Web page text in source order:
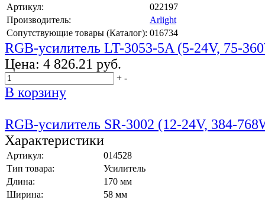
Артикул:
022197
Производитель:
Arlight
Сопутствующие товары (Каталог): 016734
RGB-усилитель LT-3053-5A (5-24V, 75-
Цена: 4 826.21 руб.
+ -
В корзину
RGB-усилитель SR-3002 (12-24V, 384-
Характеристики
Артикул:
014528
Тип товара:
Усилитель
Длина:
170 мм
Ширина:
58 мм